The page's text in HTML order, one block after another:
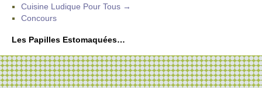
Cuisine Ludique Pour Tous →
Concours
Les Papilles Estomaquées…